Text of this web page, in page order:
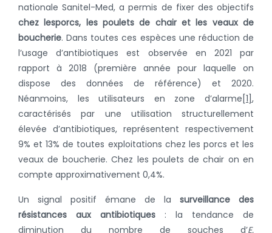
nationale Sanitel-Med, a permis de fixer des objectifs
chez lesporcs, les poulets de chair et les veaux de
boucherie. Dans toutes ces espèces une réduction de
l’usage d’antibiotiques est observée en 2021 par
rapport à 2018 (première année pour laquelle on
dispose des données de référence) et 2020.
Néanmoins, les utilisateurs en zone d’alarme [1],
caractérisés par une utilisation structurellement
élevée d’antibiotiques, représentent respectivement
9% et 13% de toutes exploitations chez les porcs et les
veaux de boucherie. Chez les poulets de chair on en
compte approximativement 0,4%.
Un signal positif émane de la surveillance des
résistances aux antibiotiques : la tendance de
diminution du nombre de souches d’E.